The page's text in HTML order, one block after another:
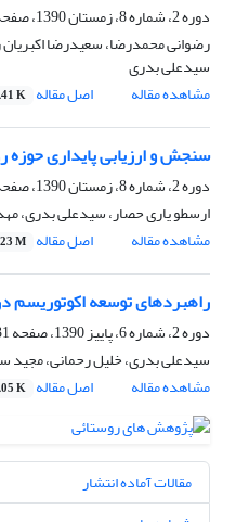
دوره 2، شماره 8، زمستان 1390، صفحه
رضوانی محمدرضا، سعیدرضا اکبریان
سیدعلی بدری
مشاهده مقاله
اصل مقاله K
سنجش و ارزیابی پایداری حوزه
دوره 2، شماره 8، زمستان 1390، صفحه
ارسطو یاری حصار، سیدعلی بدری،
مشاهده مقاله
اصل مقاله M
راهبردهای توسعه اکوتوریسم
دوره 2، شماره 6، پاییز 1390، صفحه
سیدعلی بدری، خلیل رحمانی، مجید
مشاهده مقاله
اصل مقاله K
مقالات آماده انتشار